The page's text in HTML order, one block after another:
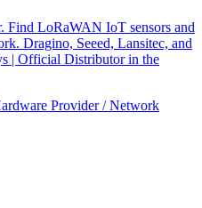
Find LoRaWAN IoT sensors and
Dragino, Seeed, Lansitec, and
| Official Distributor in the
Provider / Network